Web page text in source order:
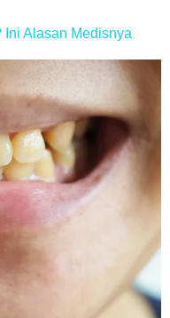
Alasan Medisnya